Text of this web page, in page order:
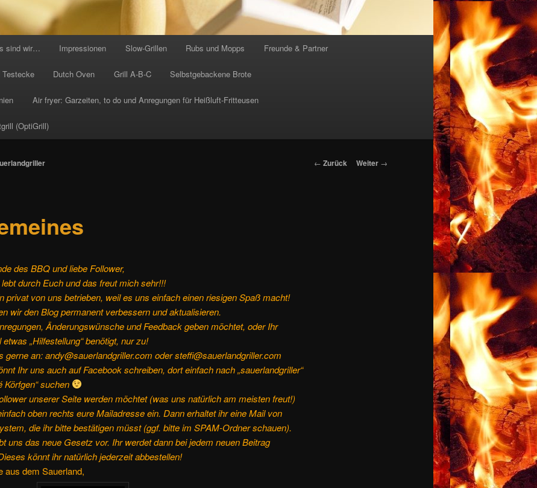
sind wir… Impressionen Slow-Grillen Rubs und Mopps Freunde & Partner
Testecke Dutch Oven Grill A-B-C Selbstgebackene Brote
Air fryer: Garzeiten, to do und Anregungen für Heißluft-Fritteusen
(OptiGrill)
Beitrags-
← Zurück Weiter →
des BBQ und liebe Follower,
durch Euch und das freut mich sehr!!!
privat von uns betrieben, weil es uns einfach einen riesigen Spaß macht!
wir den Blog permanent verbessern und aktualisieren.
Änderungswünsche und Feedback geben möchtet, oder Ihr
„Hilfestellung“ benötigt, nur zu!
gerne an: andy@sauerlandgriller.com oder steffi@sauerlandgriller.com
Ihr uns auch auf Facebook schreiben, dort einfach nach „sauerlandgriller“
Körfgen“ suchen
unserer Seite werden möchtet (was uns natürlich am meisten freut!)
oben rechts eure Mailadresse ein. Dann erhaltet ihr eine Mail von
die ihr bitte bestätigen müsst (ggf. bitte im SPAM-Ordner schauen).
uns das neue Gesetz vor. Ihr werdet dann bei jedem neuen Beitrag
könnt ihr natürlich jederzeit abbestellen!
aus dem Sauerland,